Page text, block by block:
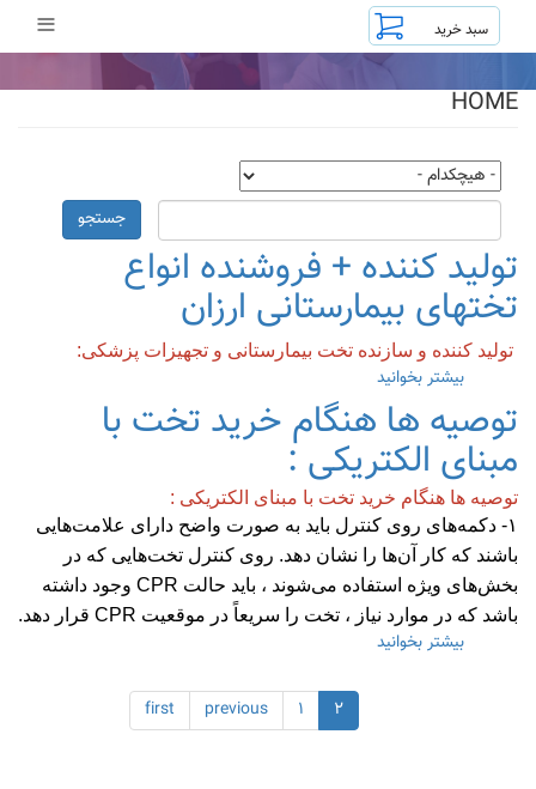
محتوای
≡
HOME
جستجو
تولید کننده + فروشنده انواع
تختهای بیمارستانی ارزان
تولید کننده و سازنده تخت بیمارستانی و تجهیزات پزشکی:
بیشتر بخوانید
کننده
فروشنده
انواع
تختهای
بیمارستانی
ارزان
توصیه ها هنگام خرید تخت با
مبنای الکتریکی :
توصیه ها هنگام خرید تخت با مبنای الکتریکی :
۱- دکمه‌های روی کنترل باید به صورت واضح دارای علامت‌هایی
باشند که کار آن‌ها را نشان دهد. روی کنترل تخت‌هایی که در
بخش‌های ویژه استفاده می‌شوند ، باید حالت CPR وجود داشته
باشد که در موارد نیاز ، تخت را سریعاً در موقعیت CPR قرار دهد.
بیشتر بخوانید
هنگام
خرید
first previous ۱ ۲